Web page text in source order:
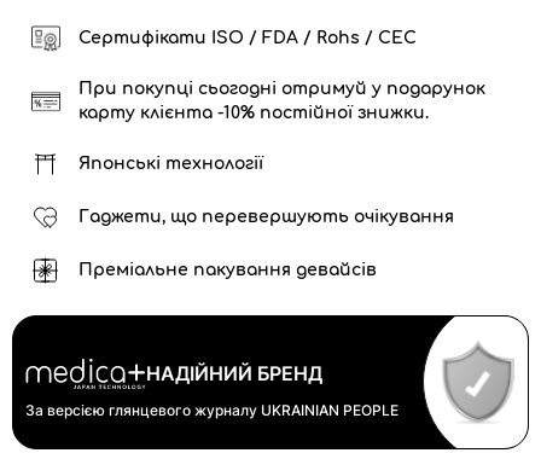
Сертифікати ISO / FDA / Rohs / CEC
При покупці сьогодні отримуй у подарунок
карту клієнта -10% постійної знижки.
Японські технології
Гаджети, що перевершують очікування
Преміальне пакування девайсів
НАДІЙНИЙ БРЕНД
За версією глянцевого журналу UKRAINIAN PEOPLE